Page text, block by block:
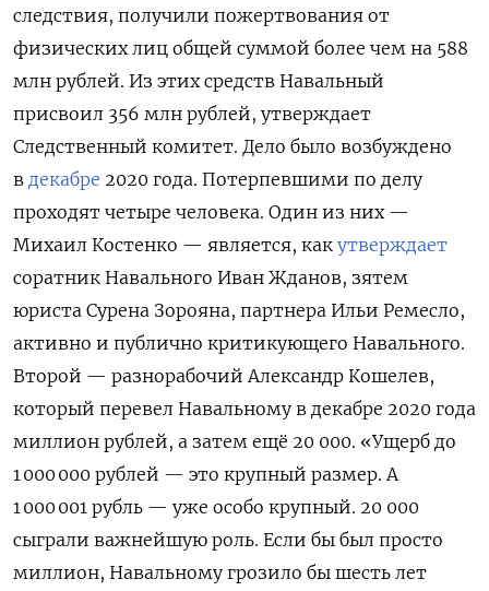
следствия, получили пожертвования от
физических лиц общей суммой более чем на 588
млн рублей. Из этих средств Навальный
присвоил 356 млн рублей, утверждает
Следственный комитет. Дело было возбуждено
в декабре 2020 года. Потерпевшими по делу
проходят четыре человека. Один из них —
Михаил Костенко — является, как утверждает
соратник Навального Иван Жданов, зятем
юриста Сурена Зорояна, партнера Ильи Ремесло,
активно и публично критикующего Навального.
Второй — разнорабочий Александр Кошелев,
который перевел Навальному в декабре 2020 года
миллион рублей, а затем ещё 20 000. «Ущерб до
1 000 000 рублей — это крупный размер. А
1 000 001 рубль — уже особо крупный. 20 000
сыграли важнейшую роль. Если бы был просто
миллион, Навальному грозило бы шесть лет